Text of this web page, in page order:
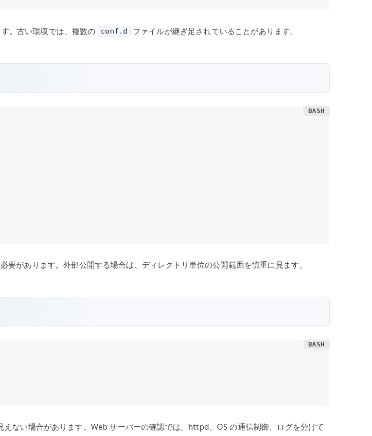
。古い環境では、複数の conf.d ファイルが継ぎ足されていることがあります。
要があります。外部公開する場合は、ディレクトリ単位の公開範囲を慎重に見ます。
ない場合があります。Web サーバーの確認では、httpd、OS の通信制御、ログを分けて